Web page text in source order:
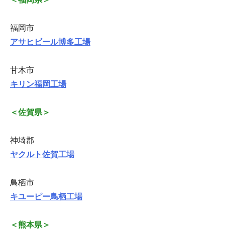
福岡市
アサヒビール博多工場
甘木市
キリン福岡工場
＜佐賀県＞
神埼郡
ヤクルト佐賀工場
鳥栖市
キユーピー鳥栖工場
＜熊本県＞